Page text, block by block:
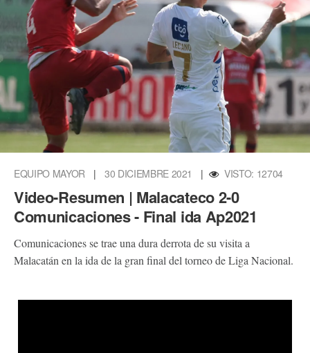
EQUIPO MAYOR | 30 DICIEMBRE 2021 | VISTO: 12704
Video-Resumen | Malacateco 2-0
Comunicaciones - Final ida Ap2021
Comunicaciones se trae una dura derrota de su visita a
Malacatán en la ida de la gran final del torneo de Liga Nacional.